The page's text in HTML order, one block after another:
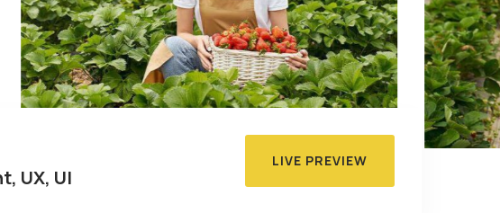
UX, UI
LIVE PREVIEW